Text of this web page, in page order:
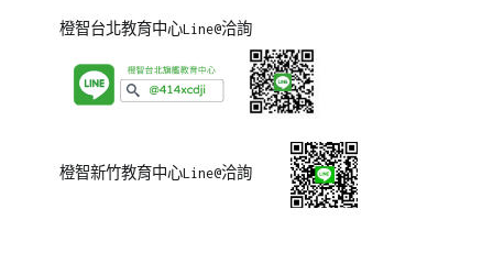
橙智台北教育中心Line@洽詢
橙智新竹教育中心Line@洽詢